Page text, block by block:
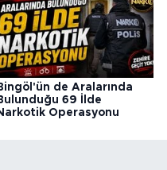
de Aralarında
69 İlde
Operasyonu